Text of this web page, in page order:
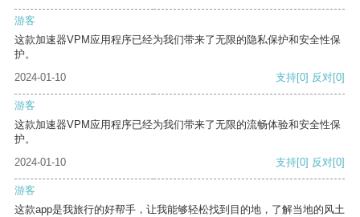
游客
这款加速器VPM应用程序已经为我们带来了无限的隐私保护和安全性保
护。
2024-01-10
支持[0] 反对[0]
游客
这款加速器VPM应用程序已经为我们带来了无限的流畅体验和安全性保
护。
2024-01-10
支持[0] 反对[0]
游客
这款app是我旅行的好帮手，让我能够轻松找到目的地，了解当地的风土